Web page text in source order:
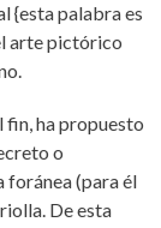
{esta palabra es
arte pictórico
ha propuesto
o
foránea (para él
De esta